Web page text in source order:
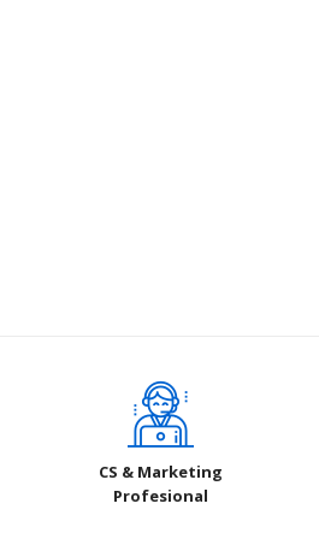
CS & Marketing
Profesional